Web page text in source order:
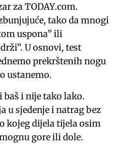
za TODAY.com.
tako da mnogi
uspona” ili
U osnovi, test
prekrštenih nogu
ustanemo.
baš i nije tako lako.
u sjedenje i natrag bez
kojeg dijela tijela osim
gore ili dole.